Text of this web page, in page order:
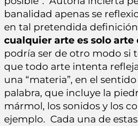
banalidad apenas se
en tal pretendida
cualquier arte es solo arte
podría ser de otro modo si
que todo arte intenta
una “materia”, en el
palabra, que incluye la
mármol, los sonidos y los
ejemplo. Cada una de